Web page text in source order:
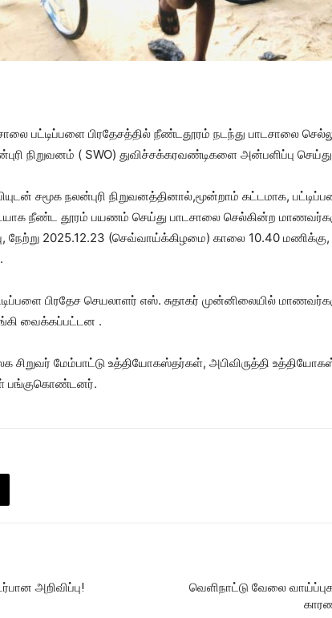
பட்டிப்பளை பிரதேசத்தில் நீண்டதூரம் நடந்து பாடசாலை
நிறுவனம் ( SWO) துவிச்சக்கரவண்டிகளை அன்பளிப்பு
சமூக நலன்புரி நிறுவனத்தினால்,மூன்றாம் கட்டமாக,
நீண்ட தூரம் பயணம் செய்து பாடசாலை செல்கின்ற
நேற்று 2025.12.23 (செவ்வாய்க்கிழமை) காலை 10.40 மணிக்கு,
பிரதேச செயலாளர் எஸ். சுதாகர் முன்னிலையில்
வைக்கப்பட்டன .
சிறுவர் மேம்பாட்டு உத்தியோகஸ்தர்கள், அபிவிருத்தி
பங்குகொண்டனர்.
அறிவிப்பு!
வெளிநாட்டு வேலை